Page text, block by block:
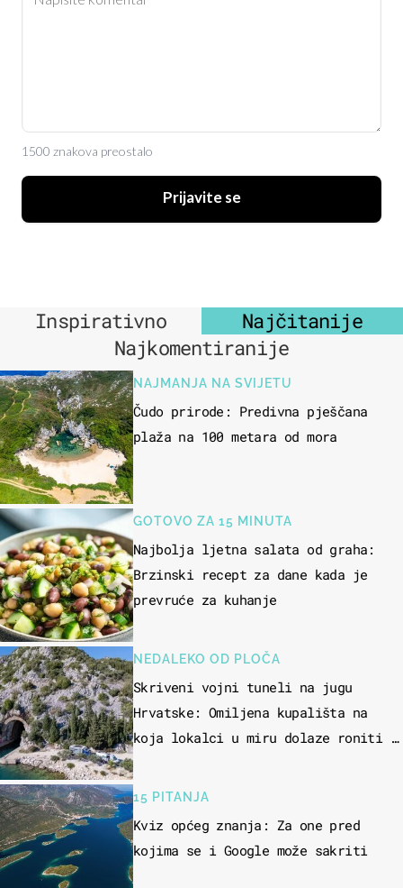
1500 znakova preostalo
Prijavite se
Inspirativno
Najčitanije
Najkomentiranije
NAJMANJA NA SVIJETU
Čudo prirode: Predivna pješčana
plaža na 100 metara od mora
GOTOVO ZA 15 MINUTA
Najbolja ljetna salata od graha:
Brzinski recept za dane kada je
prevruće za kuhanje
NEDALEKO OD PLOČA
Skriveni vojni tuneli na jugu
Hrvatske: Omiljena kupališta na
koja lokalci u miru dolaze roniti i
15 PITANJA
Kviz općeg znanja: Za one pred
kojima se i Google može sakriti